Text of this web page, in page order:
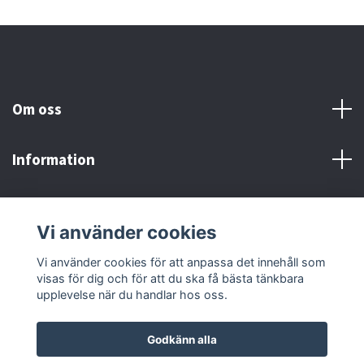
Om oss
Information
Sociala medier
Vi använder cookies
Vi använder cookies för att anpassa det innehåll som
visas för dig och för att du ska få bästa tänkbara
upplevelse när du handlar hos oss.
Godkänn alla